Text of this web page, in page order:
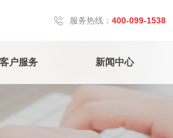
服务热线： 400-099-1538
客户服务 新闻中心